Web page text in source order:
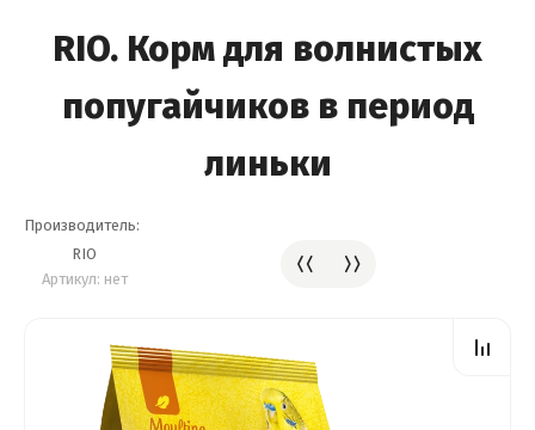
RIO. Корм для волнистых
попугайчиков в период
линьки
Производитель:
RIO
Артикул: нет